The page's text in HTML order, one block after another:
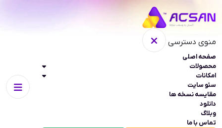
منوی دسترسی
صفحه اصلی
محصولات
امکانات
سئو سایت
مقایسه نسخه ها
دانلود
وبلاگ
تماس با ما